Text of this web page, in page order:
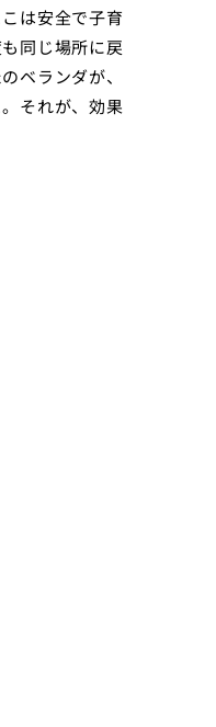
は安全で子育
同じ場所に戻
ベランダが、
それが、効果